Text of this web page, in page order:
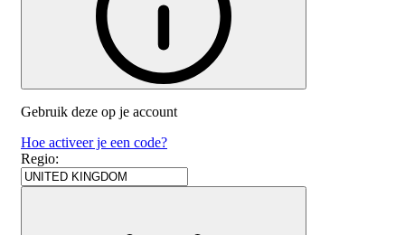
Gebruik deze op je account
Hoe activeer je een code?
Regio: